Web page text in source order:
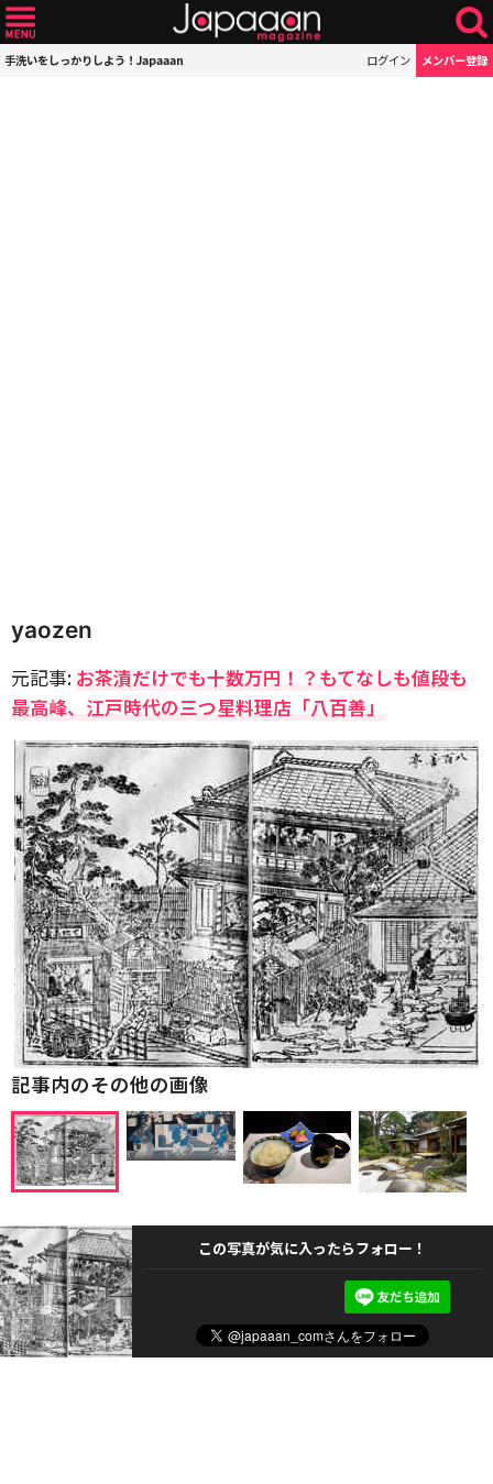
手洗いをしっかりしよう！Japaaan ログイン メンバー登録
yaozen
元記事: お茶漬だけでも十数万円！？もてなしも値段も
最高峰、江戸時代の三つ星料理店「八百善」
記事内のその他の画像
この写真が気に入ったらフォロー！